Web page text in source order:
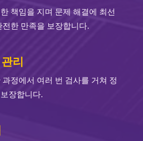
책임을 지며 문제 해결에 최선
한 만족을 보장합니다.
리
정에서 여러 번 검사를 거쳐 정
장합니다.